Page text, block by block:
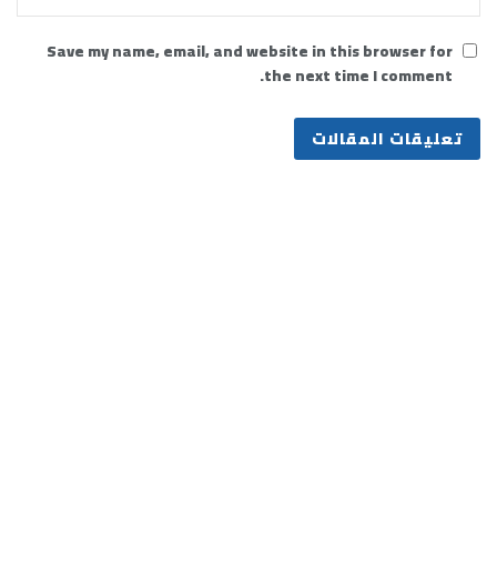
Save my name, email, and website in this browser for
the next time I comment.